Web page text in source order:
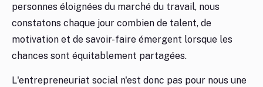
personnes éloignées du marché du travail, nous
constatons chaque jour combien de talent, de
motivation et de savoir-faire émergent lorsque les
chances sont équitablement partagées.
L'entrepreneuriat social n'est donc pas pour nous une